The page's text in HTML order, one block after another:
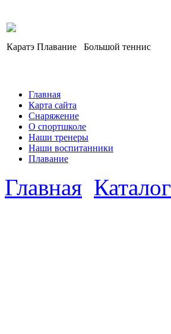
Каратэ Плавание Большой теннис
Главная
Карта сайта
Снаряжение
О спортшколе
Наши тренеры
Наши воспитанники
Плавание
Главная Каталог